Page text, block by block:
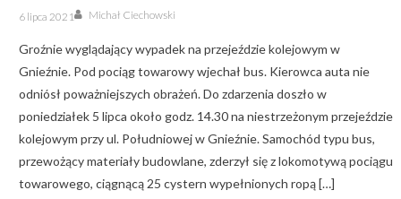
Posted
on
6 lipca 2021 Author
Michał Ciechowski
Groźnie wyglądający wypadek na przejeździe kolejowym w
Gnieźnie. Pod pociąg towarowy wjechał bus. Kierowca auta nie
odniósł poważniejszych obrażeń. Do zdarzenia doszło w
poniedziałek 5 lipca około godz. 14.30 na niestrzeżonym przejeździe
kolejowym przy ul. Południowej w Gnieźnie. Samochód typu bus,
przewożący materiały budowlane, zderzył się z lokomotywą pociągu
towarowego, ciągnącą 25 cystern wypełnionych ropą […]